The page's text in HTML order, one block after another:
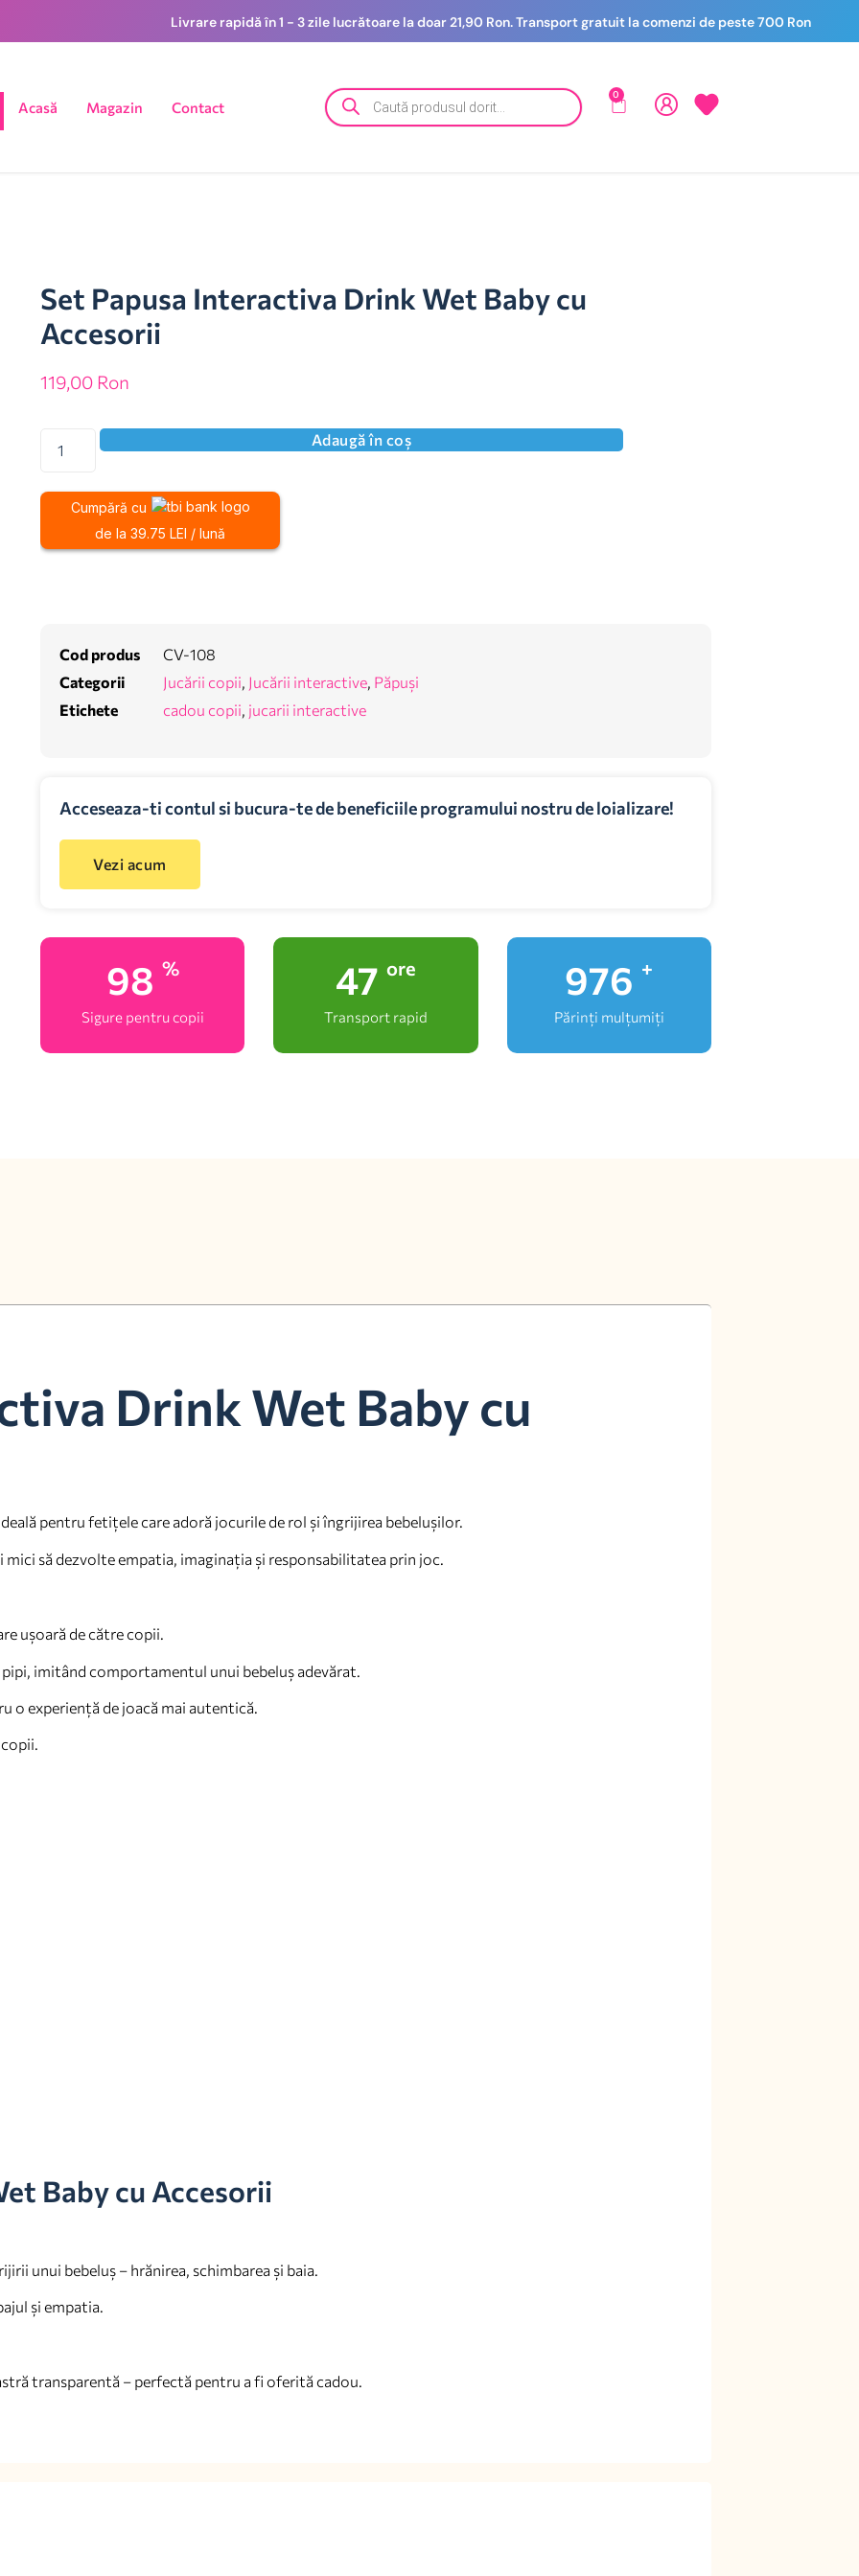
Livrare rapidă în 1 - 3 zile lucrătoare la doar 21,90 Ron. Transport gratuit la comenzi de peste 700 Ron
Acasă Magazin Contact
0
Set Papusa Interactiva Drink Wet Baby cu
Accesorii
119,00 Ron
Adaugă în coș
Cumpără cu
de la 39.75 LEI / lună
Cod produs
CV-108
Categorii
Jucării copii, Jucării interactive, Păpuși
Etichete
cadou copii, jucarii interactive
Acceseaza-ti contul si bucura-te de beneficiile programului nostru de loializare!
Vezi acum
100 %
Sigure pentru copii
48 ore
Transport rapid
1,000
Părinți mulțumiți
Drink Wet Baby cu
pentru fetițele care adoră jocurile de rol și îngrijirea bebelușilor.
să dezvolte empatia, imaginația și responsabilitatea prin joc.
ușoară de către copii.
pipi, imitând comportamentul unui bebeluș adevărat.
o experiență de joacă mai autentică.
Baby cu Accesorii
unui bebeluș – hrănirea, schimbarea și baia.
și empatia.
transparentă – perfectă pentru a fi oferită cadou.